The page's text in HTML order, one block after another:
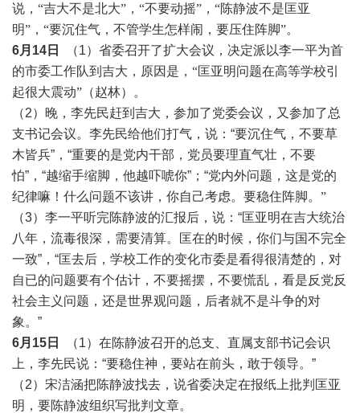
说，“吉大不是北大”，“不要动摇”，“陈静波不是匡亚
明”，“要沉住气，不管学生怎样闹，要压住阵脚”。
6月14日
（1） 省委召开了扩大会议，决定派以李一平为首
的市委工作队到吉大，原因是， “匡亚明问题在高等学校引
起很大震动” （赵林）。
（2）晚，李先民赶到吉大，参加了党委会议，又参加了总
支书记会议。李先民给他们打气，说：“要沉住气，不要草
木皆兵”，“重要的是党内干部，党员要理直气壮，不要
怕”，“越缩手缩脚，他越吓唬你”；“党内外问题，这是党的
纪律嘛！ 什么问题不该讲，你自己考虑。要稳住阵脚。 ”
（3）李一平听完陈静波的汇报后，说：“匡亚明在吉大统治
八年，流毒很深，需要清算。匡在的时候，你们与国不完全
一致”，“匡去后，学校工作的变化市委是看得很清楚的，对
自已的问题要有个估计，不要摇摆，不要慌乱，看是反党反
社会主义问题，还是世界观问题，后者就不是斗争的对
象。”
6月15日
（1）在陈静波召开的总支、直属支部书记会识
上，李先民说：“要稳住神，要站在前头，敢于领导。”
（2）宋洁涵把陈静波找去，说省委决定在报纸上批判匡亚
明，要陈静波组织写批判文章。